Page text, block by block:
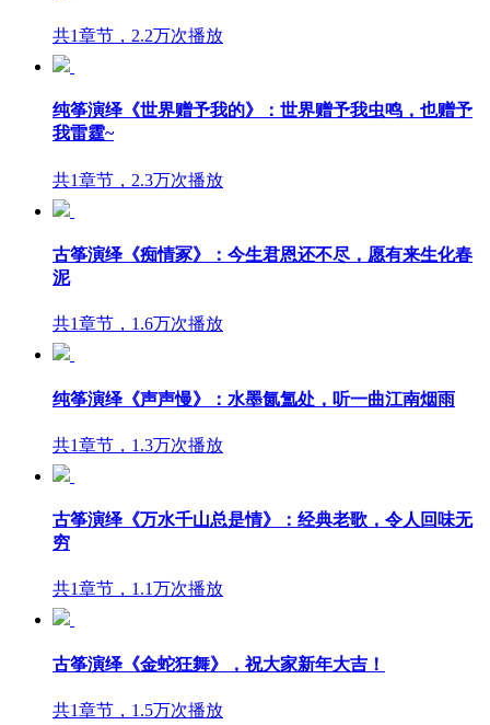
共1章节，2.2万次播放
纯筝演绎《世界赠予我的》：世界赠予我虫鸣，也赠予
我雷霆~
共1章节，2.3万次播放
古筝演绎《痴情冢》：今生君恩还不尽，愿有来生化春
泥
共1章节，1.6万次播放
纯筝演绎《声声慢》：水墨氤氲处，听一曲江南烟雨
共1章节，1.3万次播放
古筝演绎《万水千山总是情》：经典老歌，令人回味无
穷
共1章节，1.1万次播放
古筝演绎《金蛇狂舞》，祝大家新年大吉！
共1章节，1.5万次播放